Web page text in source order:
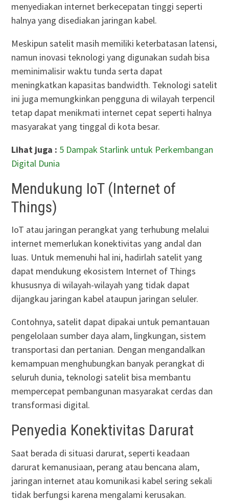
menyediakan internet berkecepatan tinggi seperti
halnya yang disediakan jaringan kabel.
Meskipun satelit masih memiliki keterbatasan latensi,
namun inovasi teknologi yang digunakan sudah bisa
meminimalisir waktu tunda serta dapat
meningkatkan kapasitas bandwidth. Teknologi satelit
ini juga memungkinkan pengguna di wilayah terpencil
tetap dapat menikmati internet cepat seperti halnya
masyarakat yang tinggal di kota besar.
Lihat juga : 5 Dampak Starlink untuk Perkembangan
Digital Dunia
Mendukung IoT (Internet of
Things)
IoT atau jaringan perangkat yang terhubung melalui
internet memerlukan konektivitas yang andal dan
luas. Untuk memenuhi hal ini, hadirlah satelit yang
dapat mendukung ekosistem Internet of Things
khususnya di wilayah-wilayah yang tidak dapat
dijangkau jaringan kabel ataupun jaringan seluler.
Contohnya, satelit dapat dipakai untuk pemantauan
pengelolaan sumber daya alam, lingkungan, sistem
transportasi dan pertanian. Dengan mengandalkan
kemampuan menghubungkan banyak perangkat di
seluruh dunia, teknologi satelit bisa membantu
mempercepat pembangunan masyarakat cerdas dan
transformasi digital.
Penyedia Konektivitas Darurat
Saat berada di situasi darurat, seperti keadaan
darurat kemanusiaan, perang atau bencana alam,
jaringan internet atau komunikasi kabel sering sekali
tidak berfungsi karena mengalami kerusakan.